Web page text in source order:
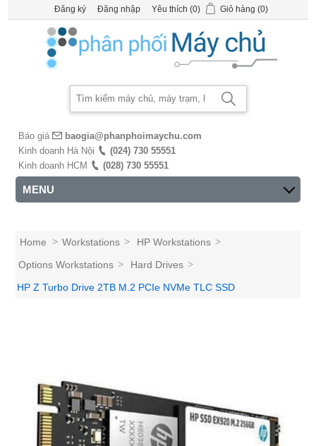
Đăng ký Đăng nhập Yêu thích (0) Giỏ hàng (0)
Báo giá
baogia@phanphoimaychu.com
Kinh doanh Hà Nội
(024) 730 55551
Kinh doanh HCM
(028) 730 55551
MENU
Home > Workstations > HP Workstations >
Options Workstations > Hard Drives >
HP Z Turbo Drive 2TB M.2 PCIe NVMe TLC SSD